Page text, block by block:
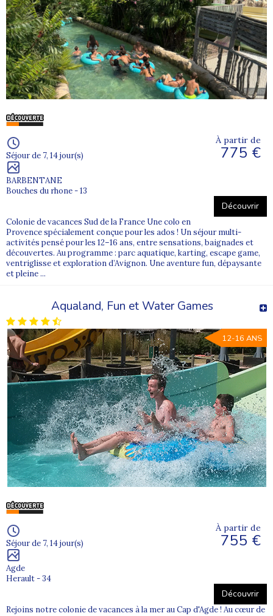
Séjour de 7, 14 jour(s)
BARBENTANE
Bouches du rhone - 13
À partir de
775 €
Découvrir
Colonie de vacances Sud de la France Une colo en
Provence spécialement conçue pour les ados ! Un séjour multi-
activités pensé pour les 12–16 ans, entre sensations, baignades et
découvertes. Au programme : parc aquatique, karting, escape game,
ventriglisse et exploration d’Avignon. Une aventure fun, dépaysante
et pleine ...
Aqualand, Fun et Water Games
12-16 ANS
Séjour de 7, 14 jour(s)
Agde
Herault - 34
À partir de
755 €
Découvrir
Rejoins notre colonie de vacances à la mer au Cap d'Agde ! Au cœur de